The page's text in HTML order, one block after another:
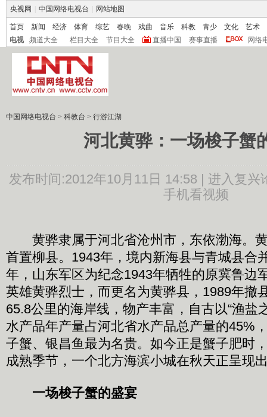
央视网 中国网络电视台 网站地图
首页 新闻 经济 体育 综艺 春晚 戏曲 音乐 科教 青少 文化
艺术
电视
频道大全 栏目大全 节目大全 直播中国 赛事直播 网络
中国网络电视台 > 科教台 > 行游江湖
河北黄骅：一场梭子蟹
发布时间:2012年10月11日 14:58 | 进入复兴
手机看视频
黄骅隶属于河北省沧州市，东依渤海。
首置柳县。1943年，境内新海县与青城县合
年，山东军区为纪念1943年牺牲的原冀鲁边
英雄黄骅烈士，而更名为黄骅县，1989年撤
65.8公里的海岸线，物产丰富，自古以“渔盐
水产品年产量占河北省水产品总产量的45%
子蟹、银昌鱼最为名贵。如今正是蟹子肥时
成熟季节，一个北方海滨小城在秋天正呈现
一场梭子蟹的盛宴